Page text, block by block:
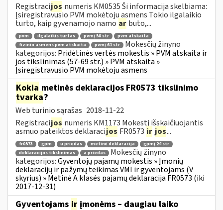
Registracijos numeris KM0535 Ši informacija skelbiama:
Įsiregistravusio PVM mokėtoju asmens Tokio ilgalaikio
turto, kaip gyvenamojo namo ar buto,...
pvm ilgalaikis turtas pvmį 58 str
pvm atskaita
fizinio asmens pvm atskaita
pvmį 61 str
Mokesčių žinyno
kategorijos: Pridėtinės vertės mokestis » PVM atskaita ir
jos tikslinimas (57-69 str.) » PVM atskaita »
Įsiregistravusio PVM mokėtoju asmens
Kokia metinės deklaracijos FR0573 tikslinimo
tvarka?
Web turinio sąrašas 2018-11-22
Registracijos numeris KM1173 Mokestį išskaičiuojantis
asmuo pateiktos deklaracijos FR0573 ir jos...
fr0573 gpm u priedas metinė deklaracija
gpmį 24 str
deklaracijos tikslinimas
a priedas
Mokesčių žinyno
kategorijos:Gyventojų pajamų mokestis » Įmonių
deklaracijų ir pažymų teikimas VMI ir gyventojams (V
skyrius) » Metinė A klasės pajamų deklaracija FR0573 (iki
2017-12-31)
Gyventojams ir įmonėms – daugiau laiko